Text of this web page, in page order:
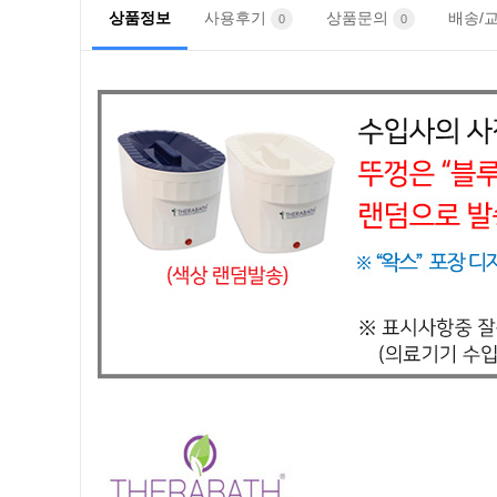
상품정보 사용후기 0 상품문의 0 배송/